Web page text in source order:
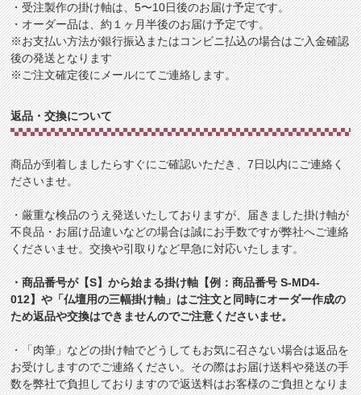
・受注製作の掛け軸は、5〜10日後のお届け予定です。
・オーダー品は、約１ヶ月半後のお届け予定です。
※お支払い方法が銀行振込またはコンビニ払込の場合はご入金確認
後の発送となります
※ご注文確定後にメールにてご連絡します。
返品・交換について
商品が到着しましたらすぐにご確認いただき、7日以内にご連絡く
ださいませ。
・厳重な検品のうえ発送いたしておりますが、届きました掛け軸が
不良品・お届け品違いなどの場合は誠にお手数ですが弊社へご連絡
くださいませ。交換や引取りなど早急に対応いたします。
・商品番号が【S】から始まる掛け軸【例：商品番号 S-MD4-
012】や「仏壇用の三幅掛け軸」はご注文と同時にオーダー作成の
ため返品や交換はできませんのでご注意くださいませ。
・「肉筆」などの掛け軸でどうしてもお気に召さない場合は返品を
お受けしますのでご連絡ください。その際はお届け送料や発送の手
数を弊社で負担しておりますので返送料はお客様のご負担となりま